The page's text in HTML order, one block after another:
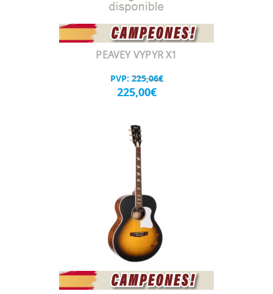
PEAVEY VYPYR X1
PVP: 225,06€
225,00€